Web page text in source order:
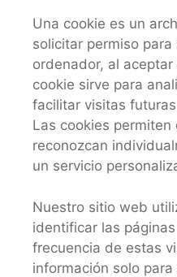
Una cookie es un
solicitar permiso
ordenador, al
cookie sirve para
facilitar visitas
Las cookies
reconozcan
un servicio
Nuestro sitio web
identificar las
frecuencia de estas
información solo